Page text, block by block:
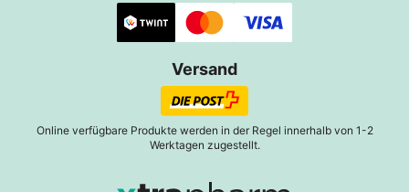
Versand
Online verfügbare Produkte werden in der Regel innerhalb von 1-2
Werktagen zugestellt.